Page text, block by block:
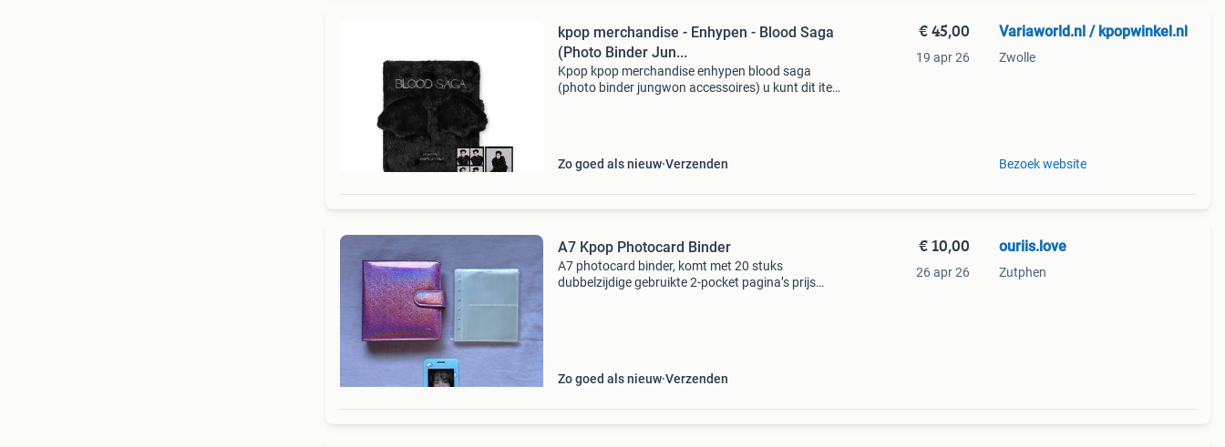
kpop merchandise - Enhypen - Blood Saga
(Photo Binder Jun...
Kpop kpop merchandise enhypen blood saga
(photo binder jungwon accessoires) u kunt dit item
Zo goed als nieuw Verzenden
€ 45,00
19 apr 26
Variaworld.nl / kpopwinkel.nl
Zwolle
Bezoek website
A7 Kpop Photocard Binder
A7 photocard binder, komt met 20 stuks
dubbelzijdige gebruikte 2-pocket pagina’s prijs
Zo goed als nieuw Verzenden
€ 10,00
26 apr 26
ouriis.love
Zutphen